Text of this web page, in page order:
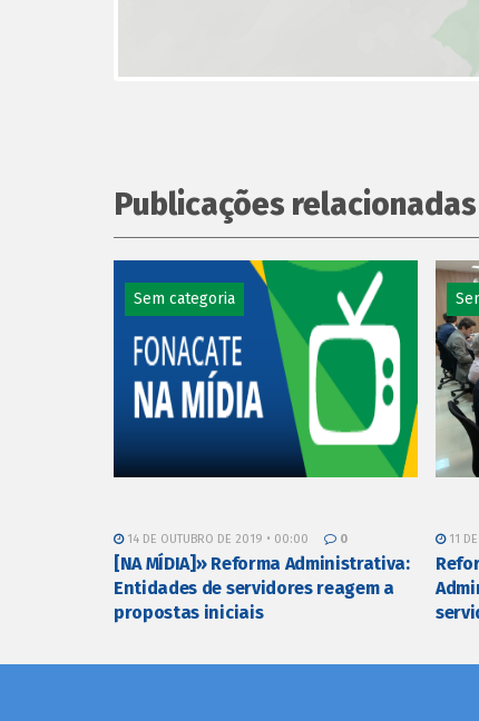
Publicações relacionadas
Sem categoria
14 DE OUTUBRO DE 2019 • 00:00 0
[NA MÍDIA]» Reforma Administrativa:
Entidades de servidores reagem a
propostas iniciais
11